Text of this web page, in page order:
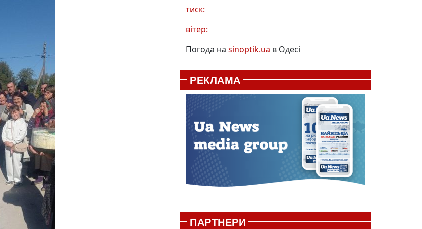
тиск:
вітер:
Погода на sinoptik.ua в Одесі
РЕКЛАМА
ПАРТНЕРИ